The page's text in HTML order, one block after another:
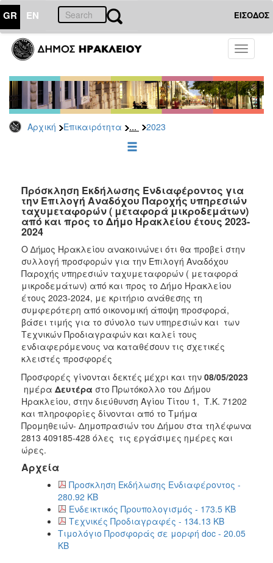
GR EN ΕΙΣΟΔΟΣ
Toggle
Αρχική Επικαιρότητα ... 2023
ΕΠΙΚΑΙΡΟΤΗΤΑ
-
Δημοπρασίες
Αρχείο
2026
2022
2021
2019
2018
2017
2016
2015
2013
ΔΗΜΟΤΗΣ
ΕΠΙΣΚΕΠΤΗΣ
ΗΡΑΚΛΕΙΟ
Πρόσκληση Εκδήλωσης Ενδιαφέροντος για
την Επιλογή Αναδόχου Παροχής υπηρεσιών
ταχυμεταφορών ( μεταφορά μικροδεμάτων)
από και προς το Δήμο Ηρακλείου έτους 2023-
2024
Ο ∆ήµος Ηρακλείου ανακοινώνει ότι θα προβεί στην
συλλογή προσφορών για την Επιλογή Αναδόχου
Παροχής υπηρεσιών ταχυμεταφορών ( μεταφορά
μικροδεμάτων) από και προς το Δήμο Ηρακλείου
έτους 2023-2024, με κριτήριο ανάθεσης τη
συμφερότερη από οικονομική άποψη προσφορά,
βάσει τιμής για το σύνολο των υπηρεσιών και των
Τεχνικών Προδιαγραφών και καλεί τους
ενδιαφερόμενους να καταθέσουν τις σχετικές
κλειστές προσφορές
Προσφορές γίνονται δεκτές µέχρι και την 08/05/2023
ημέρα Δευτέρα στο Πρωτόκολλο του Δήμου
Ηρακλείου, στην διεύθυνση Αγίου Τίτου 1, Τ.Κ. 71202
και πληροφορίες δίνονται από το Τμήμα
Προμηθειών- Δημοπρασιών του Δήμου στα τηλέφωνα
2813 409185-428 όλες τις εργάσιμες ημέρες και
ώρες.
Αρχεία
Προσκληση Εκδήλωσης Ενδιαφέροντος -
280.92 KB
Ενδεικτικός Προυπολογισμός - 173.5 KB
Τεχνικές Προδιαγραφές - 134.13 KB
Τιμολόγιο Προσφοράς σε μορφή doc - 20.05
KB